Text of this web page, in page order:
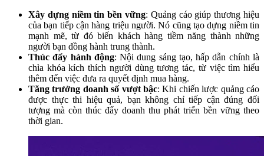
Xây dựng niềm tin bền vững: Quảng cáo giúp thương hiệu
của bạn tiếp cận hàng triệu người. Nó cũng tạo dựng niềm tin
mạnh mẽ, từ đó biến khách hàng tiềm năng thành những
người bạn đồng hành trung thành.
Thúc đẩy hành động: Nội dung sáng tạo, hấp dẫn chính là
chìa khóa kích thích người dùng tương tác, từ việc tìm hiểu
thêm đến việc đưa ra quyết định mua hàng.
Tăng trưởng doanh số vượt bậc: Khi chiến lược quảng cáo
được thực thi hiệu quả, bạn không chỉ tiếp cận đúng đối
tượng mà còn thúc đẩy doanh thu phát triển bền vững theo
thời gian.